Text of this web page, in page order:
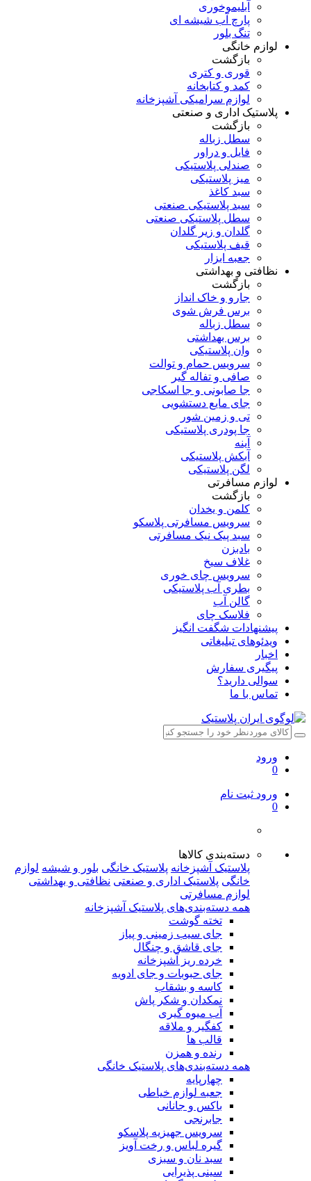
آبلیموخوری
پارچ آب شیشه ای
تنگ بلور
لوازم خانگی
بازگشت
قوری و کتری
کمد و کتابخانه
لوازم سرامیکی آشپزخانه
پلاستیک اداری و صنعتی
بازگشت
سطل زباله
فایل و دراور
صندلی پلاستیکی
میز پلاستیکی
سبد کاغذ
سبد پلاستیکی صنعتی
سطل پلاستیکی صنعتی
گلدان و زیر گلدان
قیف پلاستیکی
جعبه ابزار
نظافتی و بهداشتی
بازگشت
جارو و خاک انداز
برس فرش شوی
سطل زباله
برس بهداشتی
وان پلاستیکی
سرویس حمام و توالت
صافی و تفاله گیر
جا صابونی و جا اسکاجی
جای مایع دستشویی
تی و زمین شور
جا پودری پلاستیکی
آینه
آبکش پلاستیکی
لگن پلاستیکی
لوازم مسافرتی
بازگشت
کلمن و یخدان
سرویس مسافرتی پلاسکو
سبد پیک نیک مسافرتی
بادبزن
غلاف سیخ
سرویس چای خوری
بطری آب پلاستیکی
گالن آب
فلاسک چای
پیشنهادات شگفت انگیز
ویدئوهای تبلیغاتی
اخبار
پیگیری سفارش
سوالی دارید؟
تماس با ما
ورود
0
ورود ثبت نام
0
دسته‌بندی کالاها
پلاستیک آشپزخانه پلاستیک خانگی بلور و شیشه لوازم
خانگی پلاستیک اداری و صنعتی نظافتی و بهداشتی
لوازم مسافرتی
همه دسته‌بندی‌های پلاستیک آشپزخانه
تخته گوشت
جای سیب زمینی و پیاز
جای قاشق و چنگال
خرده ریز آشپزخانه
جای حبوبات و جای ادویه
کاسه و بشقاب
نمکدان و شکر پاش
آب میوه گیری
کفگیر و ملاقه
قالب ها
رنده و همزن
همه دسته‌بندی‌های پلاستیک خانگی
چهارپایه
جعبه لوازم خیاطی
باکس و جانانی
جابرنجی
سرویس جهیزیه پلاسکو
گیره لباس و رخت آویز
سبد نان و سبزی
سینی پذیرایی